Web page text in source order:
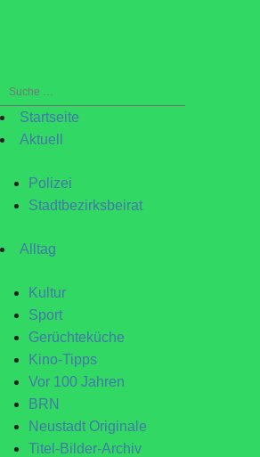
Suche
nach:Startseite
Aktuell
Polizei
Stadtbezirksbeirat
Alltag
Kultur
Sport
Gerüchteküche
Kino-Tipps
Vor 100 Jahren
BRN
Neustadt Originale
Titel-Bilder-Archiv